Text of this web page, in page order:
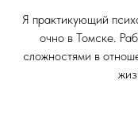
Я практикующий
очно в Томске.
сложностями в